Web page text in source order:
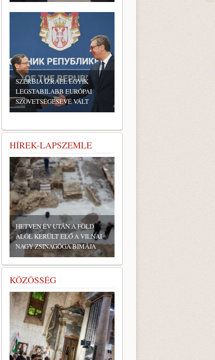
SZERBIA IZRAEL EGYIK
LEGSTABILABB EURÓPAI
SZÖVETSÉGESÉVÉ VÁLT
HÍREK-LAPSZEMLE
HETVEN ÉV UTÁN A FÖLD
ALÓL KERÜLT ELŐ A VILNAI
NAGY ZSINAGÓGA BIMÁJA
KÖZÖSSÉG